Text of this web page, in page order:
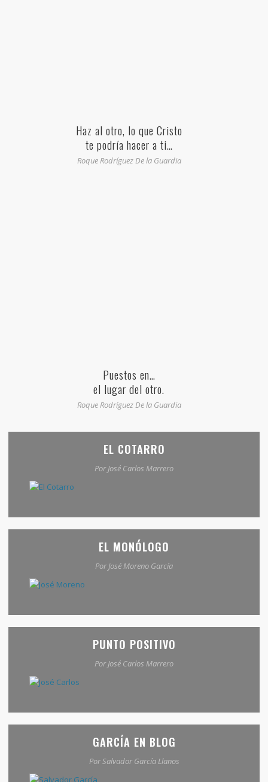
Haz al otro, lo que Cristo
te podría hacer a ti…
Roque Rodríguez De la Guardia
Puestos en…
el lugar del otro.
Roque Rodríguez De la Guardia
EL COTARRO
Por José Carlos Marrero
EL MONÓLOGO
Por José Moreno García
PUNTO POSITIVO
Por José Carlos Marrero
GARCÍA EN BLOG
Por Salvador García Llanos